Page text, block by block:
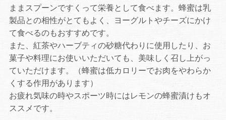
ままスプーンですくって栄養として食べます。蜂蜜は乳
製品との相性がとてもよく、ヨーグルトやチーズにかけ
て食べるのもおすすめです。
また、紅茶やハーブティの砂糖代わりに使用したり、お
菓子や料理にお使いいただいても、美味しく召し上がっ
ていただけます。（蜂蜜は低カロリーでお肉をやわらか
くする作用があります）
お疲れ気味の時やスポーツ時にはレモンの蜂蜜漬けもオ
ススメです。